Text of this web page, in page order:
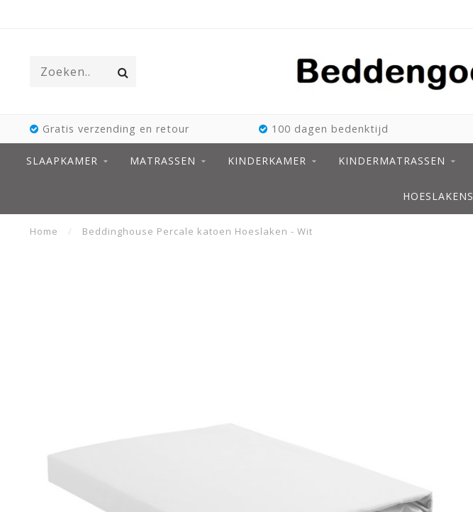
Gratis verzending en retour 100 dagen bedenktijd
SLAAPKAMER MATRASSEN KINDERKAMER KINDERMATRASSEN
HOESLAKENS
Home / Beddinghouse Percale katoen Hoeslaken - Wit